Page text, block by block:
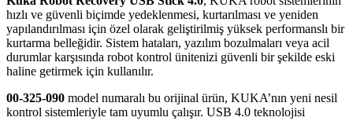
hızlı ve güvenli biçimde yedeklenmesi, kurtarılması ve yeniden
yapılandırılması için özel olarak geliştirilmiş yüksek performanslı bir
kurtarma belleğidir. Sistem hataları, yazılım bozulmaları veya acil
durumlar karşısında robot kontrol ünitenizi güvenli bir şekilde eski
haline getirmek için kullanılır.
00-325-090 model numaralı bu orijinal ürün, KUKA’nın yeni nesil
kontrol sistemleriyle tam uyumlu çalışır. USB 4.0 teknolojisi